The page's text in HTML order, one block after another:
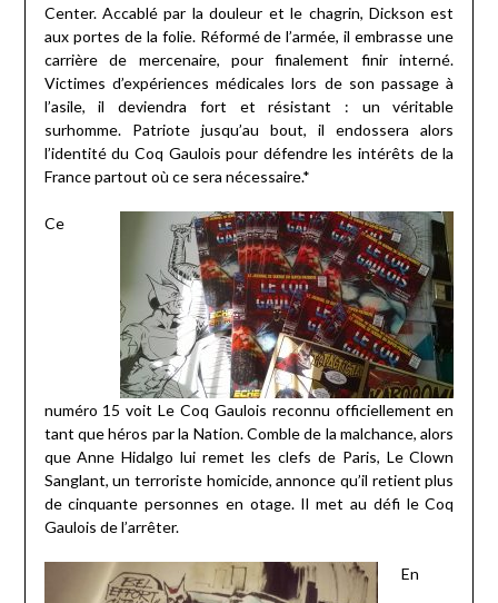
Center. Accablé par la douleur et le chagrin, Dickson est
aux portes de la folie. Réformé de l’armée, il embrasse une
carrière de mercenaire, pour finalement finir interné.
Victimes d’expériences médicales lors de son passage à
l’asile, il deviendra fort et résistant : un véritable
surhomme. Patriote jusqu’au bout, il endossera alors
l’identité du Coq Gaulois pour défendre les intérêts de la
France partout où ce sera nécessaire.*
Ce
numéro 15 voit Le Coq Gaulois reconnu officiellement en
tant que héros par la Nation. Comble de la malchance, alors
que Anne Hidalgo lui remet les clefs de Paris, Le Clown
Sanglant, un terroriste homicide, annonce qu’il retient plus
de cinquante personnes en otage. Il met au défi le Coq
Gaulois de l’arrêter.
En